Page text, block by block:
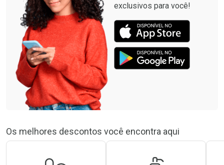
exclusivos para você!
Os melhores descontos você encontra aqui